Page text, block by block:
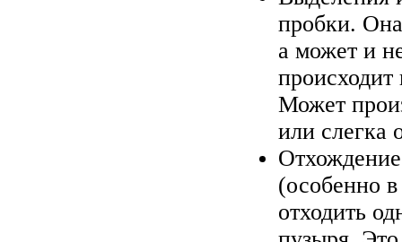
пробки.
а может и
Может
или слегка
(особенно
отходить